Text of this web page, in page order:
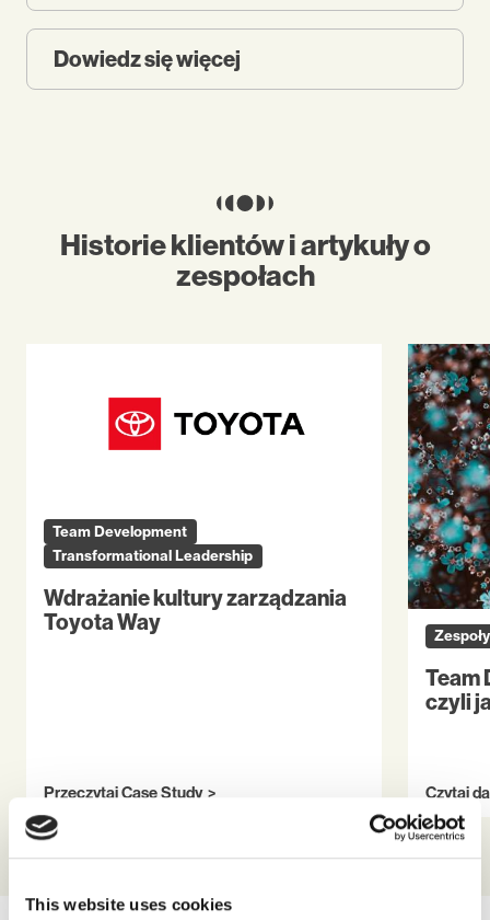
This website uses cookies
Dowiedz się więcej
Historie klientów i artykuły o
zespołach
Team Development
Transformational Leadership
Wdrażanie kultury zarządzania
Toyota Way
Przeczytaj Case Study
Zespoły
Team
czyli
Czytaj